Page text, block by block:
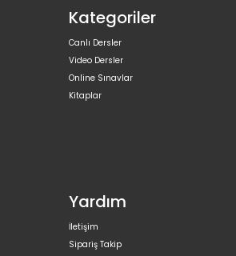
Kategoriler
Canlı Dersler
Video Dersler
Online Sınavlar
Kitaplar
Yardım
İletişim
Sipariş Takip